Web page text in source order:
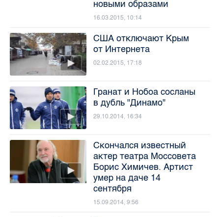
новыми образами
16.03.2015, 10:14
США отключают Крым
от Интернета
02.02.2015, 17:18
Гранат и Нобоа сосланы
в дубль "Динамо"
29.10.2014, 16:34
Скончался известный
актер театра Моссовета
Борис Химичев. Артист
умер на даче 14
сентября
15.09.2014, 9:56